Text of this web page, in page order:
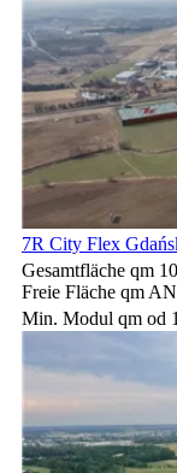
7R City Flex
Gesamtfläche qm
Freie Fläche qm
Min. Modul qm od